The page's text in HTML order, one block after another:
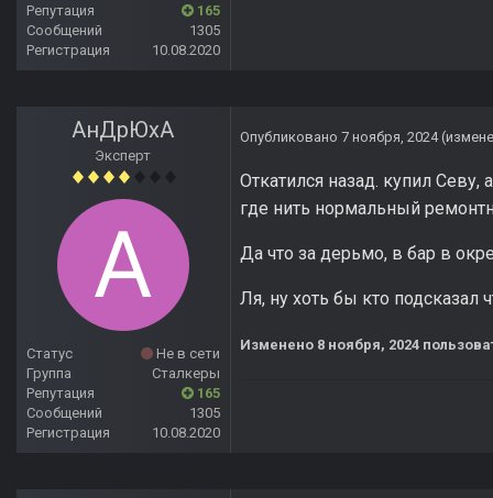
Репутация
165
Сообщений
1305
Регистрация
10.08.2020
АнДрЮхА
Эксперт
Статус
Не в сети
Группа
Сталкеры
Репутация
165
Сообщений
1305
Регистрация
10.08.2020
Опубликовано 7 ноября, 2024
Откатился назад. купил
где нить нормальный
Да что за дерьмо, в бар в
Ля, ну хоть бы кто подсказал
Изменено 8 ноября, 2024